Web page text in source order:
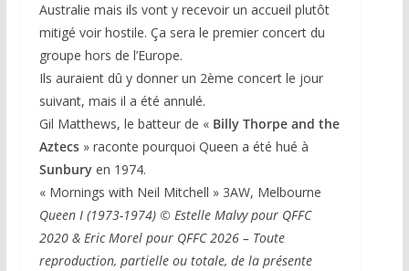
Australie mais ils vont y recevoir un accueil plutôt
mitigé voir hostile. Ça sera le premier concert du
groupe hors de l’Europe.
Ils auraient dû y donner un 2ème concert le jour
suivant, mais il a été annulé.
Gil Matthews, le batteur de « Billy Thorpe and the
Aztecs» raconte pourquoi Queen a été hué à
Sunburyen 1974.
« Mornings with Neil Mitchell » 3AW, Melbourne
Queen I (1973-1974) © Estelle Malvy pour QFFC
2020 & Eric Morel pour QFFC 2026 – Toute
reproduction, partielle ou totale, de la présente